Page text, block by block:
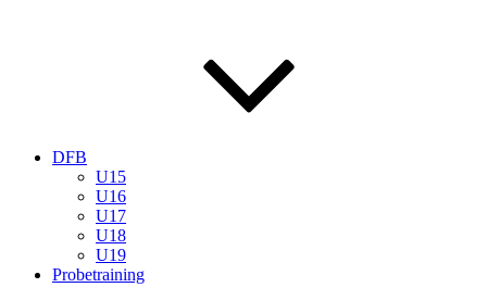
DFB
U15
U16
U17
U18
U19
Probetraining